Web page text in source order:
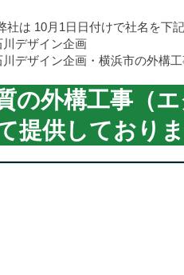
社は 10月1日日付けで社名を下
川デザイン企画
川デザイン企画・横浜市の外構
の外構工事（
提供しており